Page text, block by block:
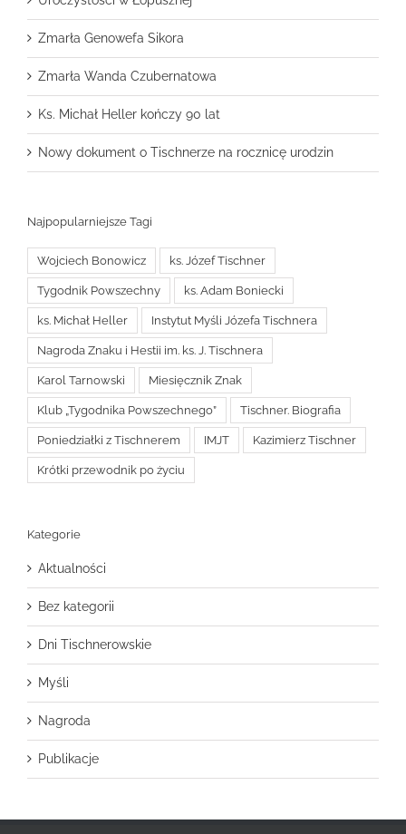
Zmarła Genowefa Sikora
Zmarła Wanda Czubernatowa
Ks. Michał Heller kończy 90 lat
Nowy dokument o Tischnerze na rocznicę urodzin
Najpopularniejsze Tagi
Wojciech Bonowicz ks. Józef Tischner
Tygodnik Powszechny ks. Adam Boniecki
ks. Michał Heller Instytut Myśli Józefa Tischnera
Nagroda Znaku i Hestii im. ks. J. Tischnera
Karol Tarnowski Miesięcznik Znak
Klub „Tygodnika Powszechnego” Tischner. Biografia
Poniedziałki z Tischnerem IMJT Kazimierz Tischner
Krótki przewodnik po życiu
Kategorie
Aktualności
Bez kategorii
Dni Tischnerowskie
Myśli
Nagroda
Publikacje